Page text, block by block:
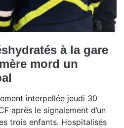
à la gare
mord un
interpellée jeudi 30
après le signalement d’un
trois enfants. Hospitalisés